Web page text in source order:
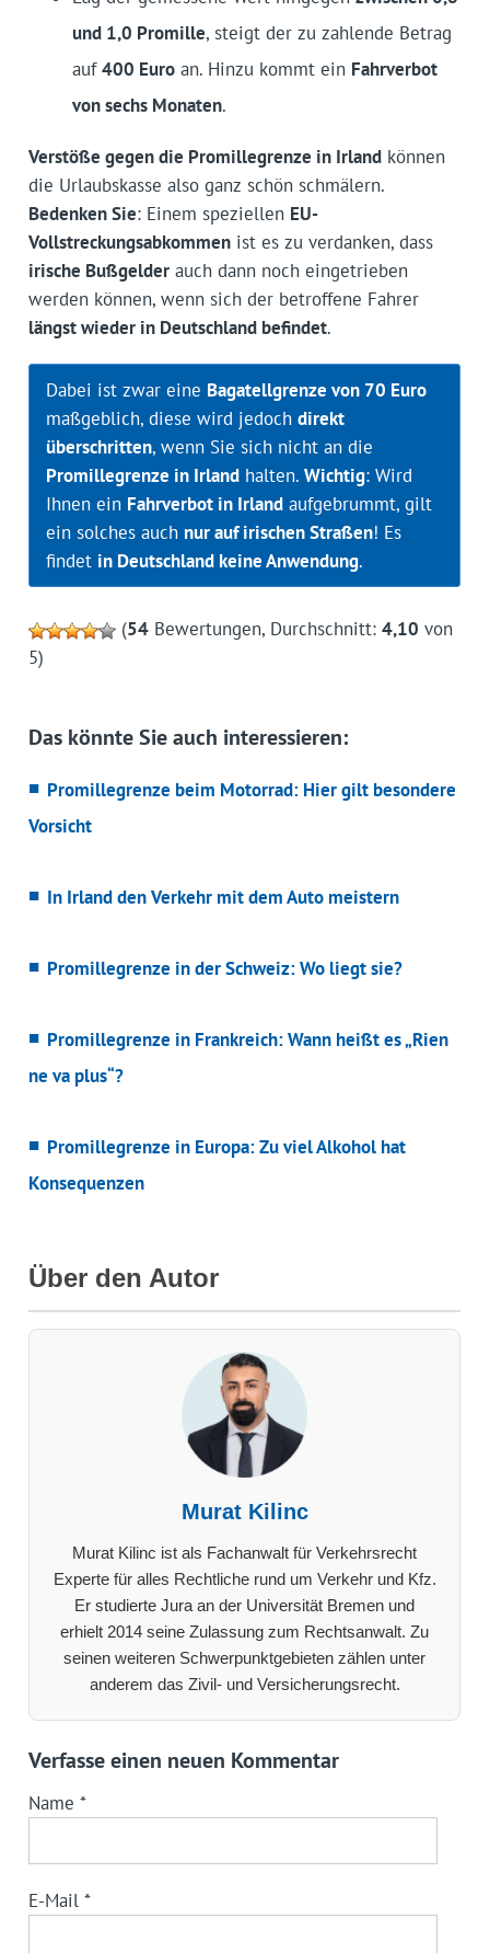
und 1,0 Promille, steigt der zu zahlende Betrag
auf400 Euroan. Hinzu kommt ein Fahrverbot
von sechs Monaten.
Verstöße gegen die Promillegrenze in Irlandkönnen
die Urlaubskasse also ganz schön schmälern.
Bedenken Sie: Einem speziellen EU-
Vollstreckungsabkommenist es zu verdanken, dass
irische Bußgelderauch dann noch eingetrieben
werden können, wenn sich der betroffene Fahrer
längst wieder in Deutschland befindet.
Dabei ist zwar eine Bagatellgrenze von 70 Euro
maßgeblich, diese wird jedoch direkt
überschritten, wenn Sie sich nicht an die
Promillegrenze in Irlandhalten. Wichtig: Wird
Ihnen ein Fahrverbot in Irlandaufgebrummt, gilt
ein solches auch nur auf irischen Straßen! Es
findet in Deutschland keine Anwendung.
(54Bewertungen, Durchschnitt: 4,10 von
5)
Das könnte Sie auch interessieren:
Promillegrenze beim Motorrad: Hier gilt besondere
Vorsicht
In Irland den Verkehr mit dem Auto meistern
Promillegrenze in der Schweiz: Wo liegt sie?
Promillegrenze in Frankreich: Wann heißt es „Rien
ne va plus“?
Promillegrenze in Europa: Zu viel Alkohol hat
Konsequenzen
Über den Autor
Murat Kilinc
Murat Kilinc ist als Fachanwalt für Verkehrsrecht
Experte für alles Rechtliche rund um Verkehr und Kfz.
Er studierte Jura an der Universität Bremen und
erhielt 2014 seine Zulassung zum Rechtsanwalt. Zu
seinen weiteren Schwerpunktgebieten zählen unter
anderem das Zivil- und Versicherungsrecht.
Verfasse einen neuen Kommentar
Name *
E-Mail *